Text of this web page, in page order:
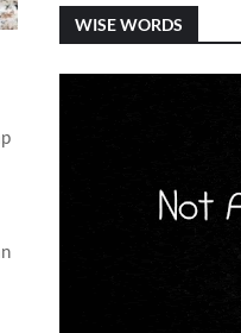
WISE WORDS